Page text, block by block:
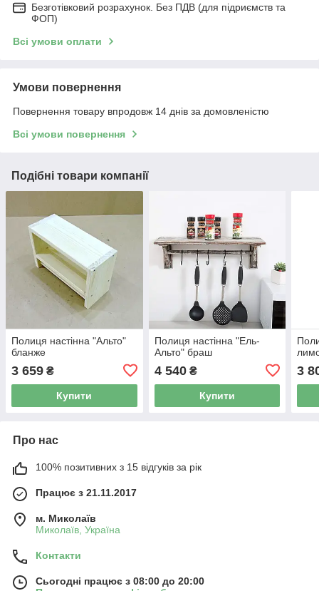
Безготівковий розрахунок. Без ПДВ (для підриємств та
ФОП)
Всі умови оплати
Умови повернення
Повернення товару впродовж 14 днів за домовленістю
Всі умови повернення
Подібні товари компанії
Полиця настінна "Альто"
бланже
3 659 ₴
Купити
Полиця настінна "Ель-
Альто" браш
4 540₴
Купити
3
Про нас
100% позитивних з 15 відгуків за рік
Працює з 21.11.2017
м. Миколаїв
Миколаїв, Україна
Контакти
Сьогодні працює з 08:00 до 20:00